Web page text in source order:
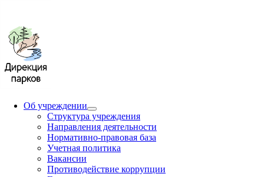
Об учреждении
Структура учреждения
Направления деятельности
Нормативно-правовая база
Учетная политика
Вакансии
Противодействие коррупции